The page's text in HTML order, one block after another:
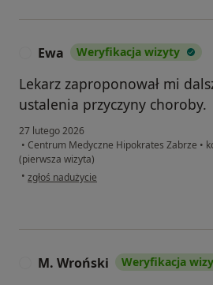
Ewa Weryfikacja wizyty
Lekarz zaproponował mi
ustalenia przyczyny choroby.
27 lutego 2026
• Centrum Medyczne Hipokrates Zabrze •
(pierwsza wizyta)
• w opinii użytkownika Ewa
zgłoś nadużycie
M. Wroński Weryfikacja